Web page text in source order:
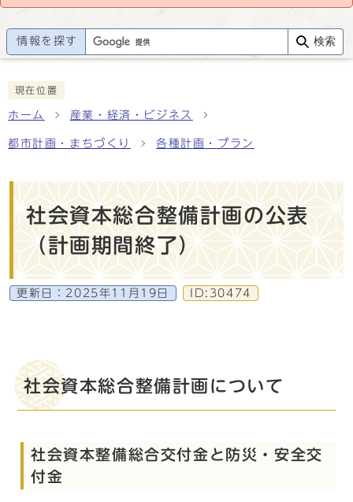
情報を探す 検索
現在位置
ホーム 産業・経済・ビジネス
都市計画・まちづくり 各種計画・プラン
社会資本総合整備計画の公表
（計画期間終了）
更新日： 2025年11月19日 ID:30474
社会資本総合整備計画について
社会資本整備総合交付金と防災・安全交
付金